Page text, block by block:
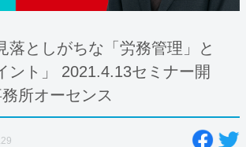
落としがちな「労務管理」と
ント」 2021.4.13セミナー開
所オーセンス